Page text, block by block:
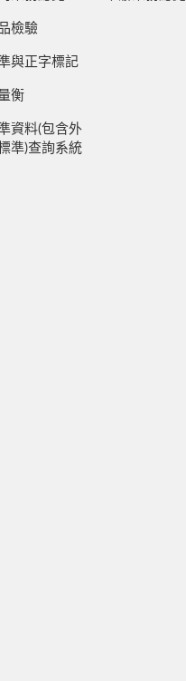
檢驗
與正字標記
衡
資料(包含外
準)查詢系統